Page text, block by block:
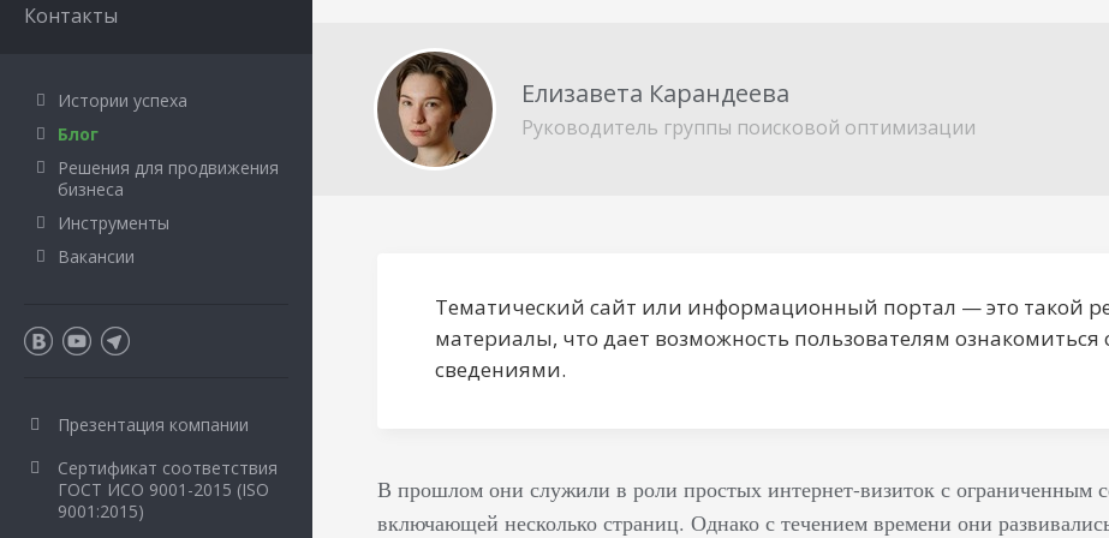
Елизавета Карандеева
Руководитель группы поисковой оптимизации
Тематический сайт или информационный портал — это такой
материалы, что дает возможность пользователям
сведениями.
В прошлом они служили в роли простых интернет-визиток с ограниченным
включающей несколько страниц. Однако с течением времени они
Контакты
Истории успеха
Блог
Решения для продвижения
бизнеса
Инструменты
Вакансии
Презентация компании
Сертификат соответствия
ГОСТ ИСО 9001-2015 (ISO
9001:2015)